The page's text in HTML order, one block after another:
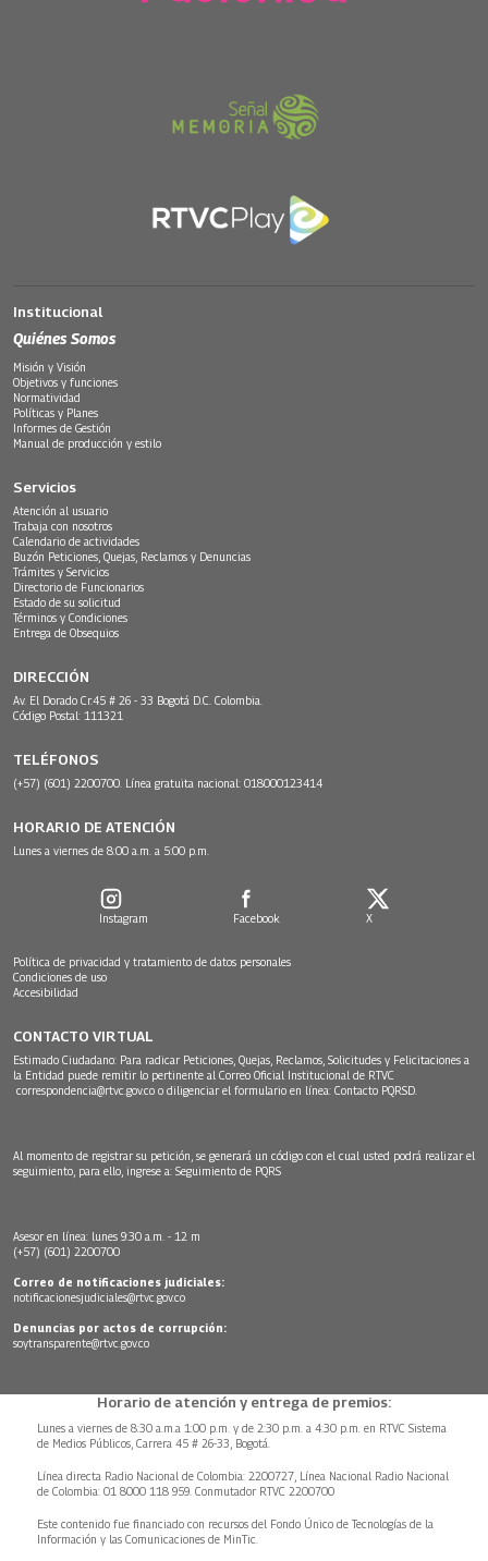
Institucional
Quiénes Somos
Misión y Visión
Objetivos y funciones
Normatividad
Políticas y Planes
Informes de Gestión
Manual de producción y estilo
Servicios
Atención al usuario
Trabaja con nosotros
Calendario de actividades
Buzón Peticiones, Quejas, Reclamos y Denuncias
Trámites y Servicios
Directorio de Funcionarios
Estado de su solicitud
Términos y Condiciones
Entrega de Obsequios
DIRECCIÓN
Av. El Dorado Cr.45 # 26 - 33 Bogotá D.C. Colombia.
Código Postal: 111321
TELÉFONOS
(+57) (601) 2200700. Línea gratuita nacional: 018000123414
HORARIO DE ATENCIÓN
Lunes a viernes de 8:00 a.m. a 5:00 p.m.
Instagram Facebook X
Política de privacidad y tratamiento de datos personales
Condiciones de uso
Accesibilidad
CONTACTO VIRTUAL
Estimado Ciudadano: Para radicar Peticiones, Quejas, Reclamos, Solicitudes y Felicitaciones a
la Entidad puede remitir lo pertinente al Correo Oficial Institucional de RTVC
correspondencia@rtvc.gov.co o diligenciar el formulario en línea: Contacto PQRSD.
Al momento de registrar su petición, se generará un código con el cual usted podrá realizar el
seguimiento, para ello, ingrese a: Seguimiento de PQRS
Asesor en línea: lunes 9:30 a.m. - 12 m
(+57) (601) 2200700
Correo de notificaciones judiciales:
notificacionesjudiciales@rtvc.gov.co
Denuncias por actos de corrupción:
soytransparente@rtvc.gov.co
Horario de atención y entrega de premios:
Lunes a viernes de 8:30 a.m.a 1:00 p.m. y de 2:30 p.m. a 4:30 p.m. en RTVC Sistema
de Medios Públicos, Carrera 45 # 26-33, Bogotá.
Línea directa Radio Nacional de Colombia: 2200727, Línea Nacional Radio Nacional
de Colombia: 01 8000 118 959. Conmutador RTVC 2200700
Este contenido fue financiado con recursos del Fondo Único de Tecnologías de la
Información y las Comunicaciones de MinTic.